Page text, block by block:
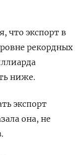
что экспорт в
рекордных
ниже.
экспорт
она, не